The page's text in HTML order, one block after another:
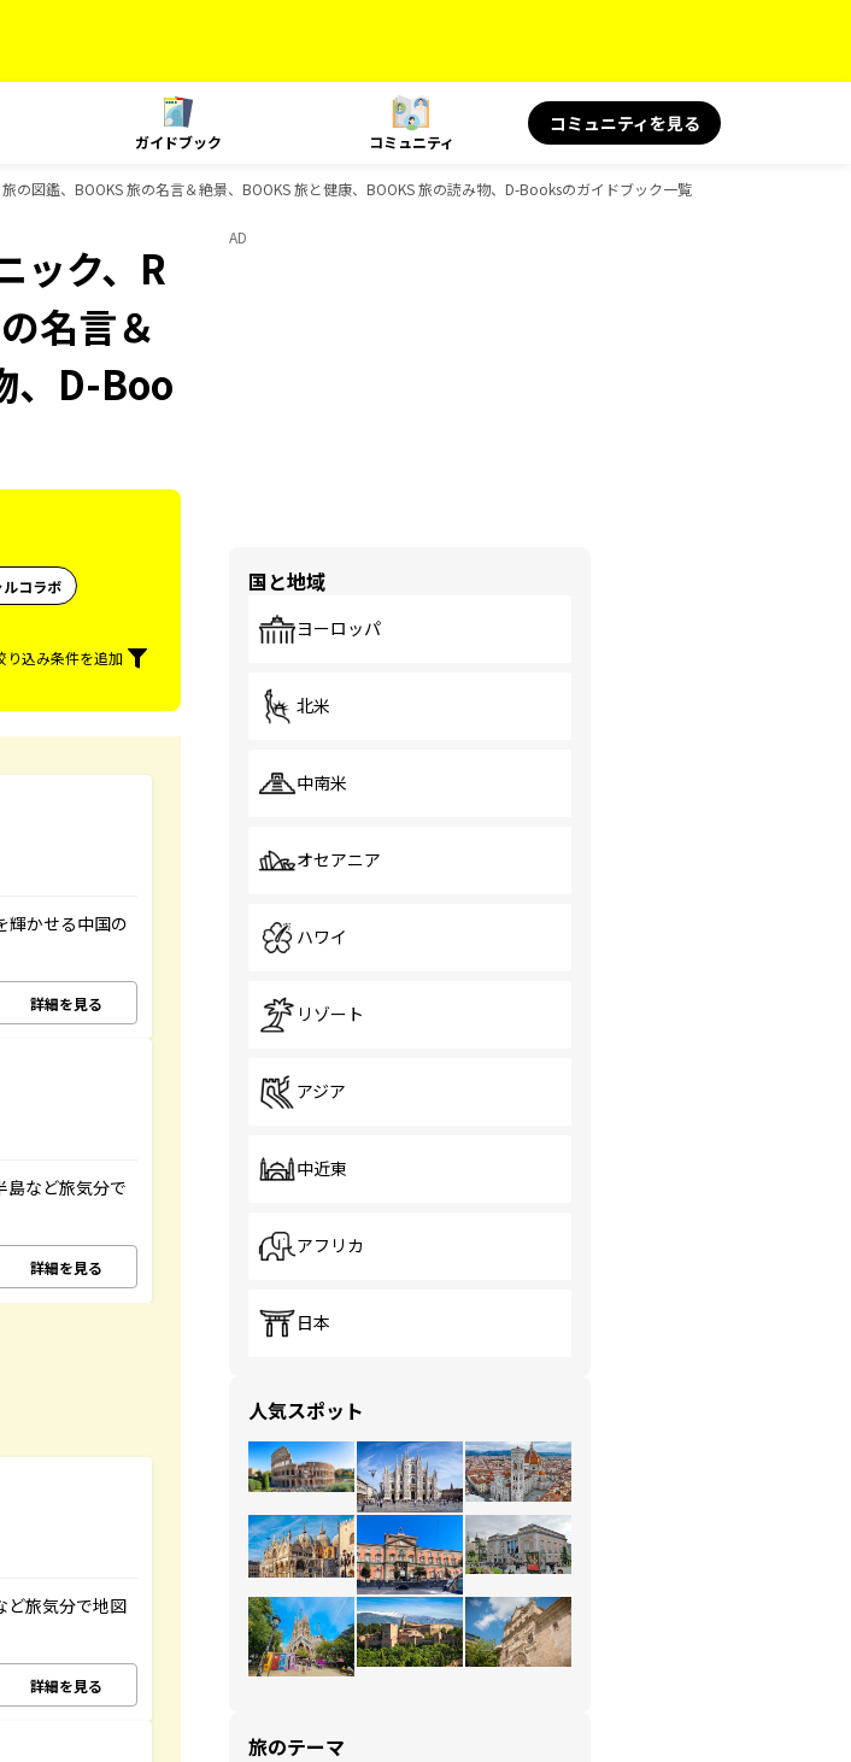
ガイドブック コミュニティ
コミュニティを見る
図鑑、BOOKS 旅の名言＆絶景、BOOKS 旅と健康、BOOKS 旅の読み物、D-Booksのガイドブック一覧
ック、R
名言＆
、D-Boo
コラボ
り込み条件を追加
輝かせる中国の
詳細を見る
島など旅気分で
詳細を見る
ど旅気分で地図
詳細を見る
AD
国と地域
ヨーロッパ
北米
中南米
オセアニア
ハワイ
リゾート
アジア
中近東
アフリカ
日本
人気スポット
旅のテーマ